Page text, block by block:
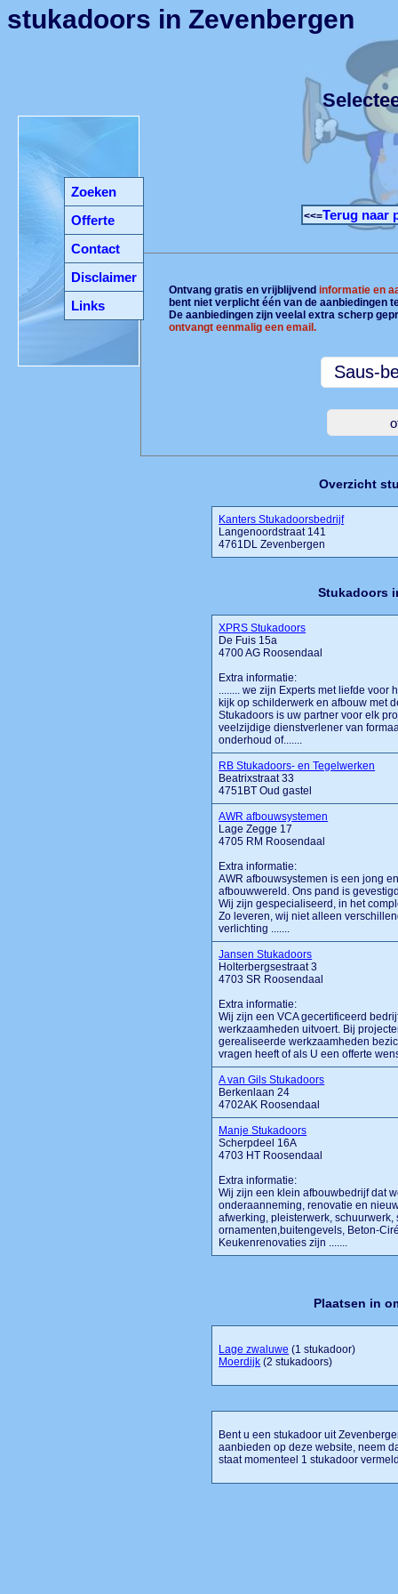
Zoeken
Offerte
Contact
Disclaimer
Links
stukadoors in Zevenbergen
<<=Terug naar
Ontvang gratis en vrijblijvendinformatie en
bent niet verplicht één van de aanbiedingen
De aanbiedingen zijn veelal extra scherp
ontvangt eenmalig een email.
Overzicht
Kanters Stukadoorsbedrijf
Langenoordstraat 141
4761DL Zevenbergen
Stukadoors
XPRS Stukadoors
De Fuis 15a
4700 AG Roosendaal
Extra informatie:
........ we zijn Experts met liefde voor
kijk op schilderwerk en afbouw met
Stukadoors is uw partner voor elk
veelzijdige dienstverlener van
onderhoud of.......
RB Stukadoors- en Tegelwerken
Beatrixstraat 33
4751BT Oud gastel
AWR afbouwsystemen
Lage Zegge 17
4705 RM Roosendaal
Extra informatie:
AWR afbouwsystemen is een jong
afbouwwereld. Ons pand is
Wij zijn gespecialiseerd, in het
Zo leveren, wij niet alleen
verlichting .......
Jansen Stukadoors
Holterbergsestraat 3
4703 SR Roosendaal
Extra informatie:
Wij zijn een VCA gecertificeerd
werkzaamheden uitvoert. Bij
gerealiseerde werkzaamheden
vragen heeft of als U een offerte
A van Gils Stukadoors
Berkenlaan 24
4702AK Roosendaal
Manje Stukadoors
Scherpdeel 16A
4703 HT Roosendaal
Extra informatie:
Wij zijn een klein afbouwbedrijf dat
onderaanneming, renovatie en
afwerking, pleisterwerk,
ornamenten,buitengevels, Beton-
Keukenrenovaties zijn .......
Plaatsen in
Lage zwaluwe (1 stukadoor)
Moerdijk (2 stukadoors)
Bent u een stukadoor uit
aanbieden op deze website, neem
staat momenteel 1 stukadoor